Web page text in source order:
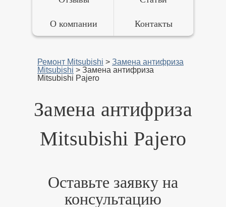
О компании Контакты
Ремонт Mitsubishi > Замена антифриза
Mitsubishi > Замена антифриза
Mitsubishi Pajero
Замена антифриза
Mitsubishi Pajero
Оставьте заявку на
консультацию